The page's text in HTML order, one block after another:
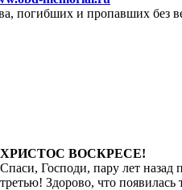
погибших и пропавших без
ХРИСТОС ВОСКРЕСЕ!
Спаси, Господи, пару лет
третью! Здорово, что появилась